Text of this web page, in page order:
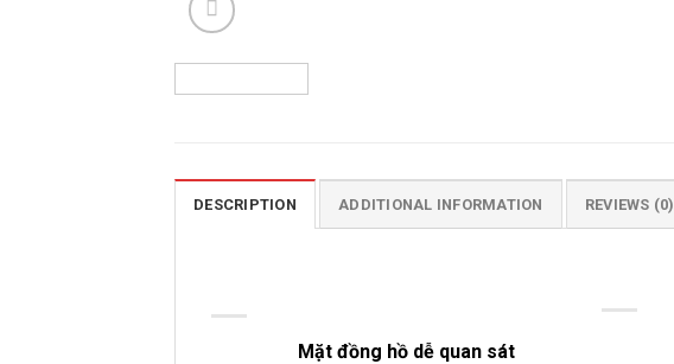
DESCRIPTION ADDITIONAL INFORMATION REVIEWS (0)
Mặt đồng hồ dễ quan sát